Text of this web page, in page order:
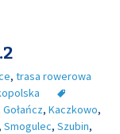
, trasa rowerowa
Gołańcz, Kaczkowo,
, Smogulec, Szubin,